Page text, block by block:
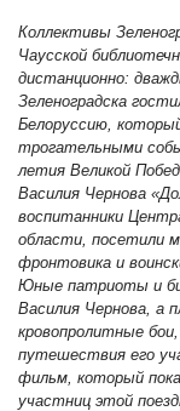
Коллективы
Чаусской
дистанционно:
Зеленоградска
Белоруссию,
трогательными
летия Великой
Василия Чернова
воспитанники
области, посетили
фронтовика и
Юные патриоты и
Василия Чернова, а
кровопролитные
путешествия его
фильм, который
участниц этой